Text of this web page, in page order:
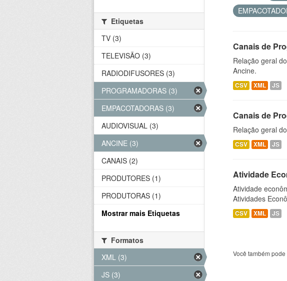
Canais de
Relação geral
Ancine.
CSV XML JS
Canais de
Relação geral
CSV XML JS
Atividade
Atividade
Atividades
CSV XML JS
Você também
Etiquetas
TV (3)
TELEVISÃO (3)
RADIODIFUSORES (3)
PROGRAMADORAS (3)
EMPACOTADORAS (3)
AUDIOVISUAL (3)
ANCINE (3)
CANAIS (2)
PRODUTORES (1)
PRODUTORAS (1)
Mostrar mais Etiquetas
Formatos
XML (3)
JS (3)